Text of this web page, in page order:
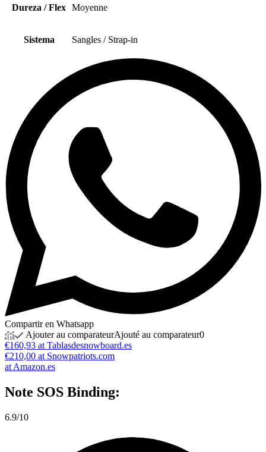
Dureza / Flex Moyenne
Sistema Sangles / Strap-in
Compartir en Whatsapp
Ajouter au comparateurAjouté au comparateur0
€160,93 at Tablasdesnowboard.es
€210,00 at Snowpatriots.com
at Amazon.es
Note SOS Binding:
6.9/10